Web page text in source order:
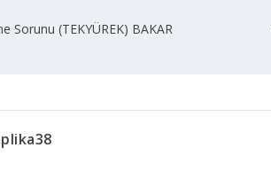
Sorunu (TEKYÜREK) BAKAR